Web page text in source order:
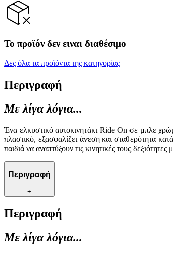
Το προϊόν δεν ειναι διαθέσιμο
Δες όλα τα προϊόντα της κατηγορίας
Περιγραφή
Με λίγα λόγια...
Ένα ελκυστικό αυτοκινητάκι Ride On σε μπλε
πλαστικό, εξασφαλίζει άνεση και σταθερότητα
παιδιά να αναπτύξουν τις κινητικές τους
Περιγραφή
+
Περιγραφή
Με λίγα λόγια...